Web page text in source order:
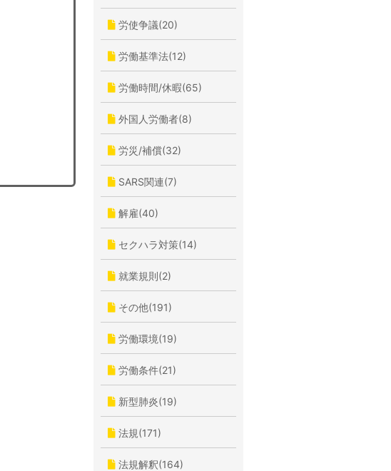
労使争議(20)
労働基準法(12)
労働時間/休暇(65)
外国人労働者(8)
労災/補償(32)
SARS関連(7)
解雇(40)
セクハラ対策(14)
就業規則(2)
その他(191)
労働環境(19)
労働条件(21)
新型肺炎(19)
法規(171)
法規解釈(164)